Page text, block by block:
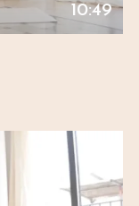
10:49